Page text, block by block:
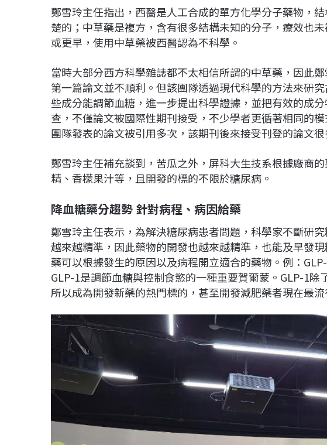
鄭雪玲主任指出，西醫是人工合成的單方化學分子藥物，
楚的；中草藥是複方，含有很多結構未知的分子，療效也
或更早，使用中草藥被西醫認為不科學。
當時大部分西方科學雜誌都不太相信所謂的中草藥，因此
第一篇論文並不順利。但該團隊透過現代科學的方法來研
些成分能調節血糖，進一步提出科學證據，並把有效的成
查，不僅論文被國際性期刊接受，不少學者更循著相同的
團隊發表的論文被引用多次，該期刊後來接受刊登的論文
鄭雪玲主任補充談到，苦瓜之外，屏科大生技系根據廠商
精、香檬果汁等，且開發的標的不限於糖尿病。
降血糖藥分趨勢 針對病程、病因給藥
鄭雪玲主任表示，為解決糖尿病患者問題，科學家不斷研
越來越精準，因此藥物的開發也越來越精準，也能及早發
藥可以根據發生的原因以及病程開立適合的藥物。例：
GLP-1是調節血糖與控制食慾的一種重要賀爾蒙。GLP-1除
所以成為開發新藥的熱門標的，甚至開發減肥藥者現在最流